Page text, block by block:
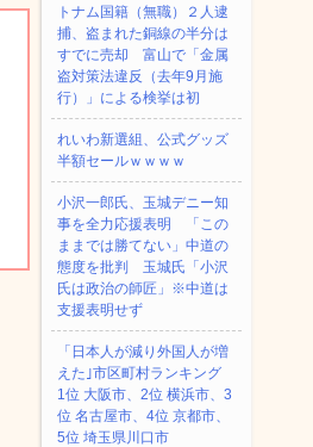
トナム国籍（無職）２人逮
捕、盗まれた銅線の半分は
すでに売却 富山で「金属
盗対策法違反（去年9月施
行）」による検挙は初
れいわ新選組、公式グッズ
半額セールｗｗｗｗ
小沢一郎氏、玉城デニー知
事を全力応援表明 「この
ままでは勝てない」中道の
態度を批判 玉城氏「小沢
氏は政治の師匠」※中道は
支援表明せず
「日本人が減り外国人が増
えた｣市区町村ランキング
1位 大阪市、2位 横浜市、3
位 名古屋市、4位 京都市、
5位 埼玉県川口市